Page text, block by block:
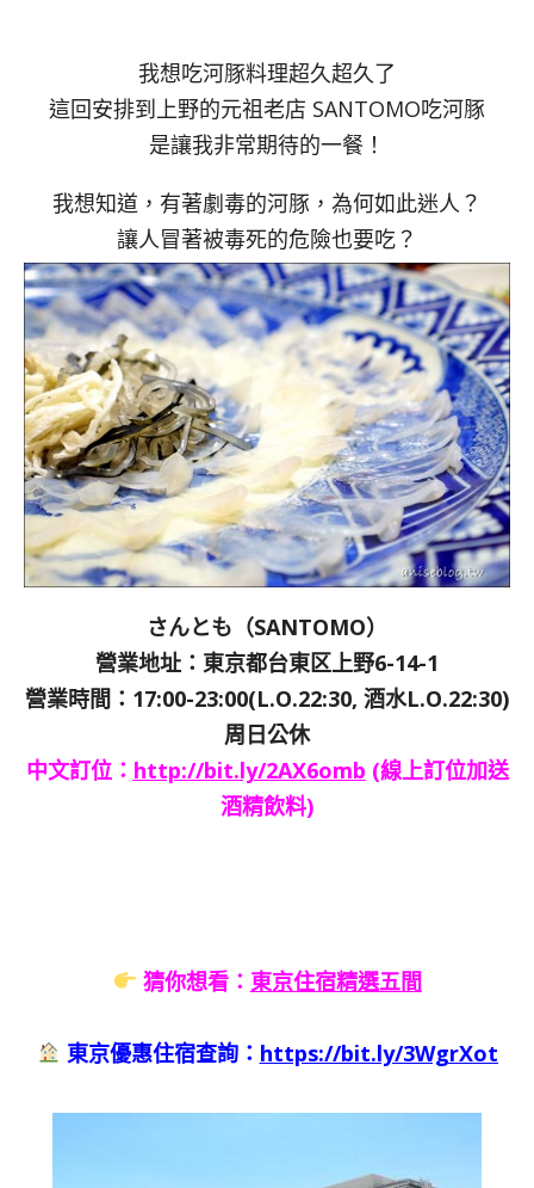
我想吃河豚料理超久超久了
這回安排到上野的元祖老店 SANTOMO吃河豚
是讓我非常期待的一餐！
我想知道，有著劇毒的河豚，為何如此迷人？
讓人冒著被毒死的危險也要吃？
さんとも（SANTOMO）
營業地址：東京都台東区上野6-14-1
營業時間：17:00-23:00(L.O.22:30, 酒水L.O.22:30)
周日公休
中文訂位： http://bit.ly/2AX6omb (線上訂位加送
酒精飲料)
猜你想看： 東京住宿精選五間
東京優惠住宿查詢： https://bit.ly/3WgrXot